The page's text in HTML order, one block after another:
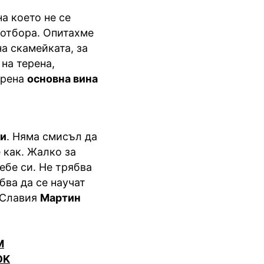
което не се
Опитахме
скамейката, за
терена,
основна вина
. Няма смисъл да
как. Жалко за
си. Не трябва
да се научат
Мартин